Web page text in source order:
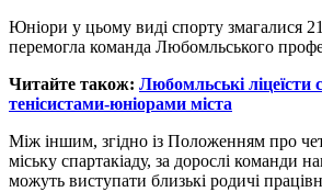
Юніори у цьому виді спорту змагалися
перемогла команда Любомльського
Читайте також: Любомльські
тенісистами-юніорами міста
Між іншим, згідно із Положенням про
міську спартакіаду, за дорослі команди
можуть виступати близькі родичі